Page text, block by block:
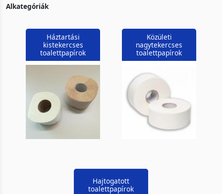
Alkategóriák
Háztartási
kistekercses
toalettpapírok
Közületi
nagytekercses
toalettpapírok
Hajtogatott
toalettpapírok